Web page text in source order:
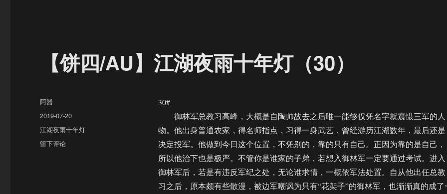
【饼四/AU】江湖夜雨十年灯（30）
30#
御林军总教习高峰，大概是自陶帅故去之后唯一能够仅凭名字就震慑三军的人
物。他出身普通农家，得名师指点，习得一身武艺，曾经游历江湖数年，最后还是
决定投军。他做到今日这个位置，不凭别的，靠的只有自己。正因为靠的是自己，
所以他治下也是极严。不管你是谁家的子弟，若想入御林军一定要通过考试。进入
御林军后，若是有违反军纪之处，无论谁求情，一概依军法处置。自从他出任总教
习之后，原本颇有些散漫，被边军嘲讽为只有“花架子”的御林军，也渐渐真的成了
作
者
阿器
发
布
于
2019-07-20
分
类
江湖夜雨十年灯
于
留下评论